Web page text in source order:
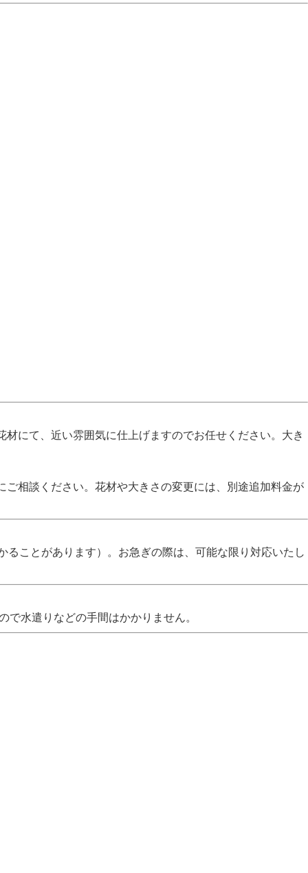
にて、近い雰囲気に仕上げますのでお任せください。大き
相談ください。花材や大きさの変更には、別途追加料金が
ことがあります）。お急ぎの際は、可能な限り対応いたし
水遣りなどの手間はかかりません。